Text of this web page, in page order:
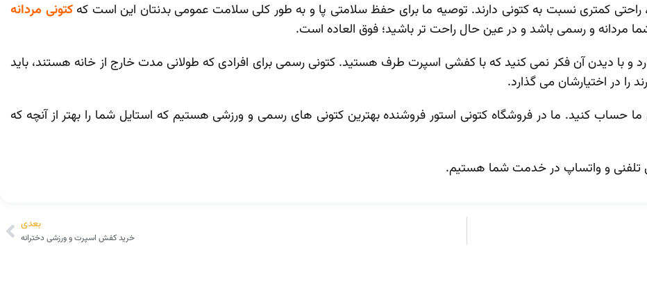
کمتری نسبت به کتونی دارند. توصیه ما برای حفظ سلامتی پا و به طور کلی سلامت عمومی بدنتان این است کهکتونی مردانه
مردانه و رسمی باشد و در عین حال راحت تر باشید؛ فوق العاده است.
و با دیدن آن فکر نمی کنید که با کفشی اسپرت طرف هستید. کتونی رسمی برای افرادی که طولانی مدت خارج از خانه هستند، باید
را در اختیارشان می گذارد.
ما حساب کنید. ما در فروشگاه کتونی استور فروشنده بهترین کتونی های رسمی و ورزشی هستیم که استایل شما را بهتر از آنچه که
تلفنی و واتساپ در خدمت شما هستیم.
بعدی
خرید کفش اسپرت و ورزشی دخترانه